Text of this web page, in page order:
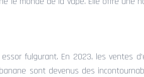
fulgurant. En 2023, les ventes
sont devenus des